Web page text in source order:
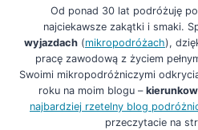
Od ponad 30 lat podróżuję
najciekawsze zakątki i smaki.
wyjazdach (mikropodróżach),
pracę zawodową z życiem
Swoimi mikropodróżniczymi
roku na moim blogu –
najbardziej rzetelny blog
przeczytacie na